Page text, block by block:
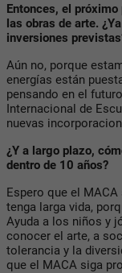
Entonces, el
las obras de arte.
inversiones
Aún no, porque
energías están
pensando en el
Internacional de
nuevas
¿Y a largo plazo,
dentro de 10 años?
Espero que el
tenga larga vida,
Ayuda a los niños y
conocer el arte, a
tolerancia y la
que el MACA siga